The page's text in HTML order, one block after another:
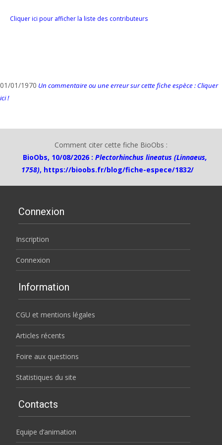
Cliquer ici pour afficher la liste des contributeurs
01/01/1970 Un commentaire ou une erreur sur cette fiche espèce : Cliquer
ici !
Comment citer cette fiche BioObs :
BioObs, 10/08/2026 : Plectorhinchus lineatus (Linnaeus,
1758), https://bioobs.fr/blog/fiche-espece/1832/
Connexion
Inscription
Connexion
Information
CGU et mentions légales
Articles récents
Foire aux questions
Statistiques du site
Contacts
Equipe d’animation